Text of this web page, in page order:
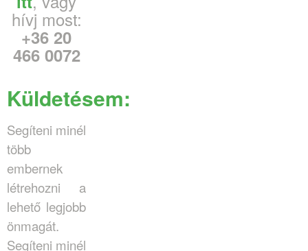
hívj most:
+36 20
466 0072
Küldetésem:
Segíteni minél
több
embernek
létrehozni a
lehető legjobb
önmagát.
Segíteni minél